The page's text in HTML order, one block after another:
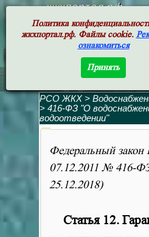
жкхпортал.рф
РСО ЖКХ>
> 416-ФЗ "О
водоотведении"
Федеральный закон
07.12.2011 № 416-
25.12.2018)
Статья 12.
Политика
жкхпортал.рф. Файлы cookie.
ознакомиться
Принять